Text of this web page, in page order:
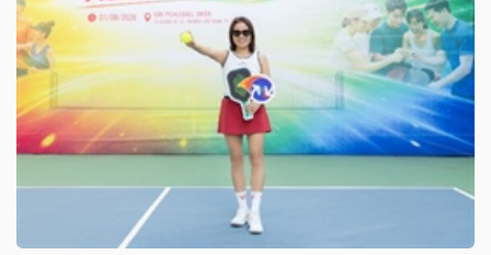
Dữ
liệu
chính